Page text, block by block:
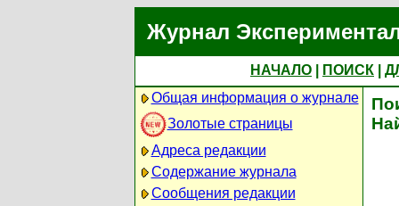
Журнал
НАЧАЛО ПОИСК
Общая информация о журнале
Золотые страницы
Адреса редакции
Содержание журнала
Сообщения редакции